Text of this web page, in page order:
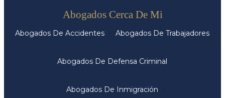
Abogados Cerca De Mi
Abogados De Accidentes Abogados De Trabajadores
Abogados De Defensa Criminal
Abogados De Inmigración